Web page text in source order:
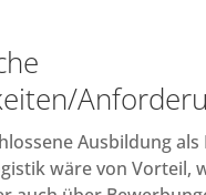
Ausbildung
wäre von Vorteil,